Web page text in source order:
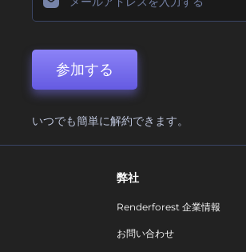
参加する
いつでも簡単に解約できます。
弊社
Renderforest 企業情報
お問い合わせ